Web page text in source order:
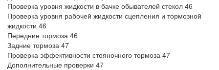
Проверка уровня жидкости в бачке обывателей стекол 46
Проверка уровня рабочей жидкости сцепления и тормозной
жидкости 46
Передние тормоза 46
Задние тормоза 47
Проверка эффективности стояночного тормоза 47
Дополнительные проверки 47